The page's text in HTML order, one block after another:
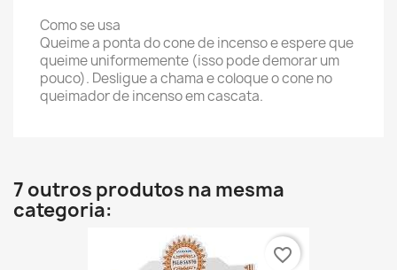
Como se usa
Queime a ponta do cone de incenso e espere que
queime uniformemente (isso pode demorar um
pouco). Desligue a chama e coloque o cone no
queimador de incenso em cascata.
7 outros produtos na mesma
categoria:
favorite_border